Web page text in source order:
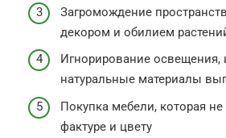
Загромождение
декором и обилием
Игнорирование освещения,
натуральные материалы
Покупка мебели, которая не
фактуре и цвету